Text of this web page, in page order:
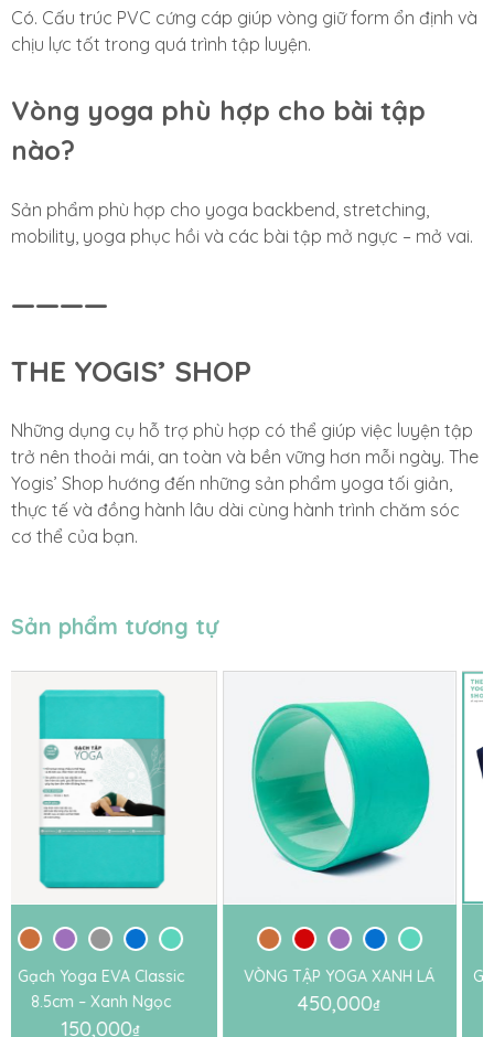
Có. Cấu trúc PVC cứng cáp giúp vòng giữ form ổn định và
chịu lực tốt trong quá trình tập luyện.
Vòng yoga phù hợp cho bài tập
nào?
Sản phẩm phù hợp cho yoga backbend, stretching,
mobility, yoga phục hồi và các bài tập mở ngực – mở vai.
————
THE YOGIS’ SHOP
Những dụng cụ hỗ trợ phù hợp có thể giúp việc luyện tập
trở nên thoải mái, an toàn và bền vững hơn mỗi ngày. The
Yogis’ Shop hướng đến những sản phẩm yoga tối giản,
thực tế và đồng hành lâu dài cùng hành trình chăm sóc
cơ thể của bạn.
Sản phẩm tương tự
VÒNG TẬP YOGA XANH LÁ
450,000₫
GỐI YOGA PHỤC HỒI HỖ TRỢ
CƠ THỂ – XANH DƯƠNG